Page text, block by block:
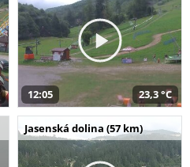
12:05 23,3 °C
Jasenská dolina (57 km)